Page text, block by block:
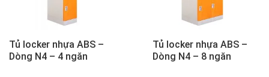
Tủ locker nhựa ABS –
Dòng N4 – 4 ngăn
Tủ locker nhựa ABS –
Dòng N4 – 8 ngăn